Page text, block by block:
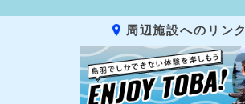
周辺施設へのリンク